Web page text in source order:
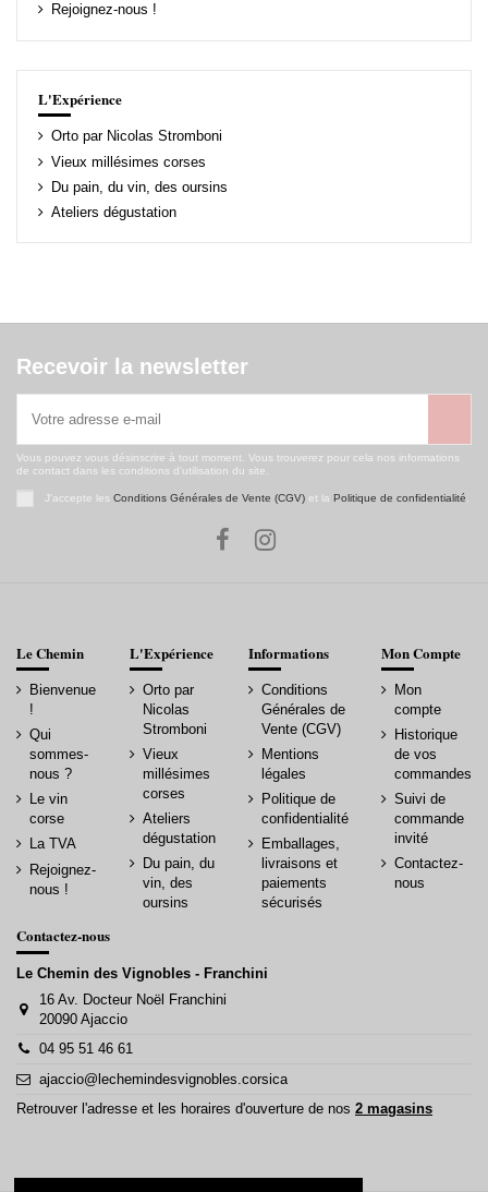
Rejoignez-nous !
L'Expérience
Orto par Nicolas Stromboni
Vieux millésimes corses
Du pain, du vin, des oursins
Ateliers dégustation
Recevoir la newsletter
Vous pouvez vous désinscrire à tout moment. Vous trouverez pour cela nos informations
de contact dans les conditions d'utilisation du site.
J'accepte les Conditions Générales de Vente (CGV)et la Politique de confidentialité
Le Chemin
Bienvenue
!
Qui
sommes-
nous ?
Le vin
corse
La TVA
Rejoignez-
nous !
L'Expérience
Orto par
Nicolas
Stromboni
Vieux
millésimes
corses
Ateliers
dégustation
Du pain, du
vin, des
oursins
Informations
Conditions
Générales de
Vente (CGV)
Mentions
légales
Politique de
confidentialité
Emballages,
livraisons et
paiements
sécurisés
Mon Compte
Mon
compte
Historique
de vos
commandes
Suivi de
commande
invité
Contactez-
nous
Contactez-nous
Le Chemin des Vignobles - Franchini
16 Av. Docteur Noël Franchini
20090 Ajaccio
04 95 51 46 61
ajaccio@lechemindesvignobles.corsica
Retrouver l'adresse et les horaires d'ouverture de nos 2 magasins